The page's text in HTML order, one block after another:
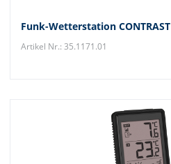
Funk-Wetterstation CONTRAST
Artikel Nr.: 35.1171.01